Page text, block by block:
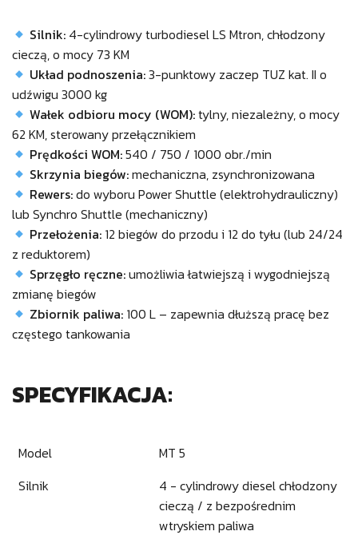
Silnik: 4-cylindrowy turbodiesel LS Mtron, chłodzony
cieczą, o mocy 73 KM
Układ podnoszenia:3-punktowy zaczep TUZ kat. II o
udźwigu 3000 kg
Wałek odbioru mocy (WOM):tylny, niezależny, o mocy
62 KM, sterowany przełącznikiem
Prędkości WOM:540 / 750 / 1000 obr./min
Skrzynia biegów:mechaniczna, zsynchronizowana
Rewers:do wyboru Power Shuttle (elektrohydrauliczny)
lub Synchro Shuttle (mechaniczny)
Przełożenia: 12 biegów do przodu i 12 do tyłu (lub 24/24
z reduktorem)
Sprzęgło ręczne:umożliwia łatwiejszą i wygodniejszą
zmianę biegów
Zbiornik paliwa: 100 L – zapewnia dłuższą pracę bez
częstego tankowania
SPECYFIKACJA:
Model
MT 5
Silnik
4 - cylindrowy diesel chłodzony
cieczą / z bezpośrednim
wtryskiem paliwa